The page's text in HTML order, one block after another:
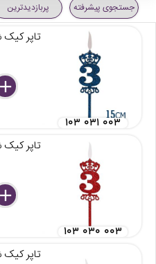
جستجوی پیشرفته پربازدیدترین
تاپر کیک
۱۰۳ ۰۳۱ ۰۰۳
تاپر کیک
۱۰۳ ۰۳۰ ۰۰۳
تاپر کیک شمع